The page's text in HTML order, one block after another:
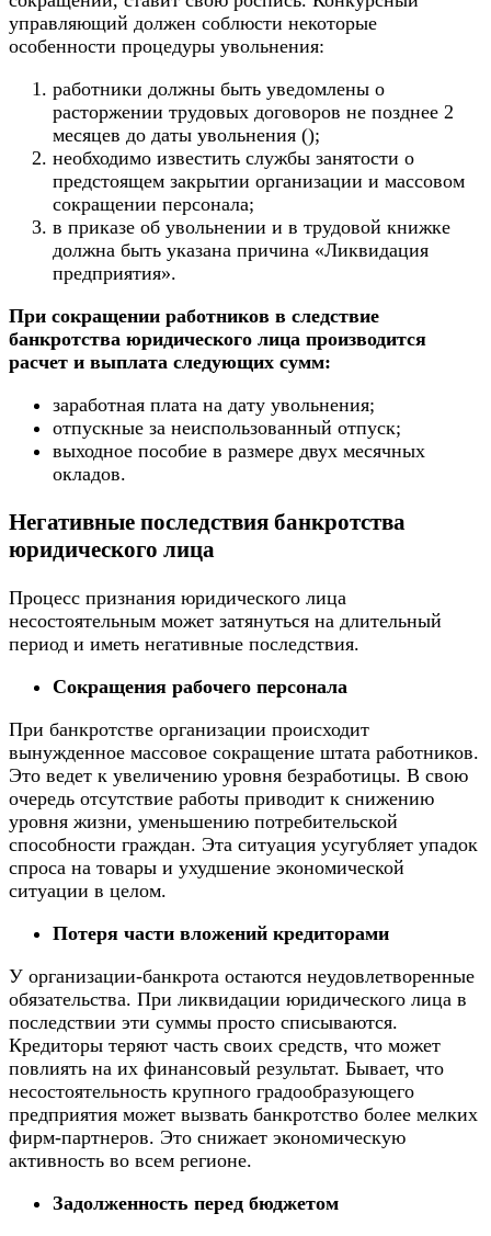
управляющий должен соблюсти некоторые
особенности процедуры увольнения:
работники должны быть уведомлены о
расторжении трудовых договоров не позднее 2
месяцев до даты увольнения ();
необходимо известить службы занятости о
предстоящем закрытии организации и массовом
сокращении персонала;
в приказе об увольнении и в трудовой книжке
должна быть указана причина «Ликвидация
предприятия».
При сокращении работников в следствие
банкротства юридического лица производится
расчет и выплата следующих сумм:
заработная плата на дату увольнения;
отпускные за неиспользованный отпуск;
выходное пособие в размере двух месячных
окладов.
Негативные последствия банкротства
юридического лица
Процесс признания юридического лица
несостоятельным может затянуться на длительный
период и иметь негативные последствия.
Сокращения рабочего персонала
При банкротстве организации происходит
вынужденное массовое сокращение штата работников.
Это ведет к увеличению уровня безработицы. В свою
очередь отсутствие работы приводит к снижению
уровня жизни, уменьшению потребительской
способности граждан. Эта ситуация усугубляет упадок
спроса на товары и ухудшение экономической
ситуации в целом.
Потеря части вложений кредиторами
У организации-банкрота остаются неудовлетворенные
обязательства. При ликвидации юридического лица в
последствии эти суммы просто списываются.
Кредиторы теряют часть своих средств, что может
повлиять на их финансовый результат. Бывает, что
несостоятельность крупного градообразующего
предприятия может вызвать банкротство более мелких
фирм-партнеров. Это снижает экономическую
активность во всем регионе.
Задолженность перед бюджетом